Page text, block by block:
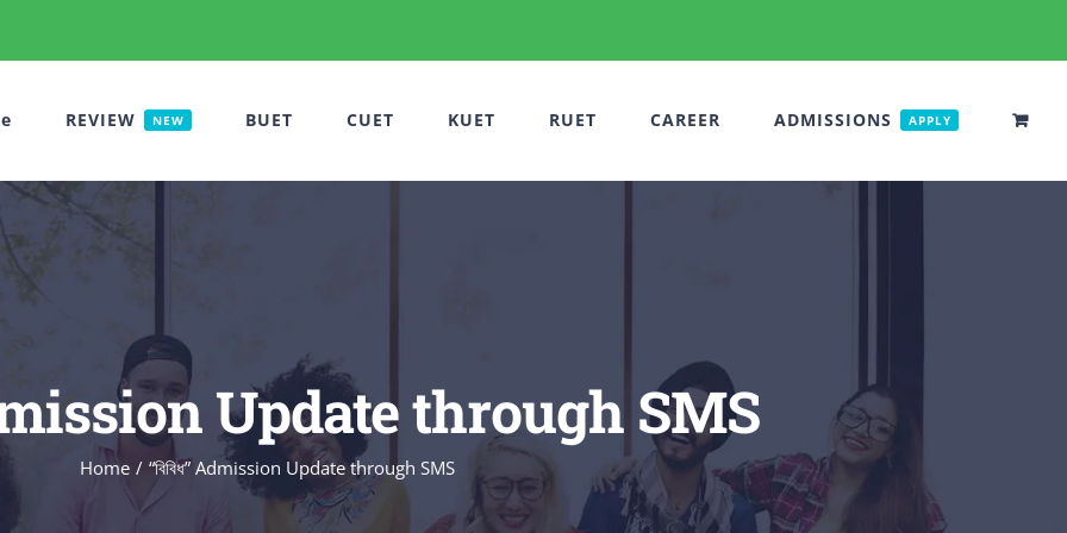
REVIEW NEW BUET CUET KUET RUET CAREER ADMISSIONS APPLY
Update through SMS
Home “বিবিধ” Admission Update through SMS